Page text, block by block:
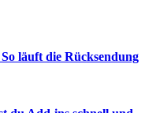
läuft die Rücksendung